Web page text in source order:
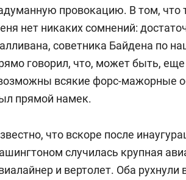
провокацию. В том, что
нет никаких сомнений:
советника Байдена по
говорил, что, может быть, еще
всякие форс-мажорные
прямой намек.
что вскоре после
случилась крупная
и вертолет. Оба